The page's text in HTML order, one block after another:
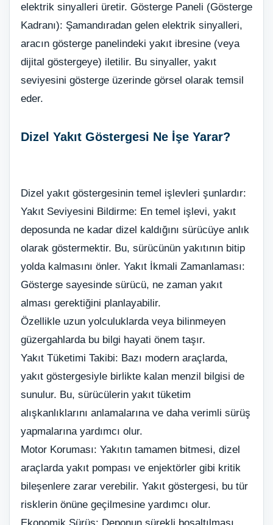
elektrik sinyalleri üretir. Gösterge Paneli (Gösterge
Kadranı): Şamandıradan gelen elektrik sinyalleri,
aracın gösterge panelindeki yakıt ibresine (veya
dijital göstergeye) iletilir. Bu sinyaller, yakıt
seviyesini gösterge üzerinde görsel olarak temsil
eder.
Dizel Yakıt Göstergesi Ne İşe Yarar?
Dizel yakıt göstergesinin temel işlevleri şunlardır:
Yakıt Seviyesini Bildirme: En temel işlevi, yakıt
deposunda ne kadar dizel kaldığını sürücüye anlık
olarak göstermektir. Bu, sürücünün yakıtının bitip
yolda kalmasını önler. Yakıt İkmali Zamanlaması:
Gösterge sayesinde sürücü, ne zaman yakıt
alması gerektiğini planlayabilir.
Özellikle uzun yolculuklarda veya bilinmeyen
güzergahlarda bu bilgi hayati önem taşır.
Yakıt Tüketimi Takibi: Bazı modern araçlarda,
yakıt göstergesiyle birlikte kalan menzil bilgisi de
sunulur. Bu, sürücülerin yakıt tüketim
alışkanlıklarını anlamalarına ve daha verimli sürüş
yapmalarına yardımcı olur.
Motor Koruması: Yakıtın tamamen bitmesi, dizel
araçlarda yakıt pompası ve enjektörler gibi kritik
bileşenlere zarar verebilir. Yakıt göstergesi, bu tür
risklerin önüne geçilmesine yardımcı olur.